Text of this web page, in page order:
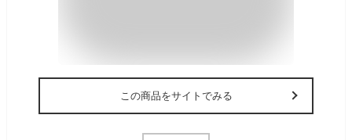
この商品をサイトでみる